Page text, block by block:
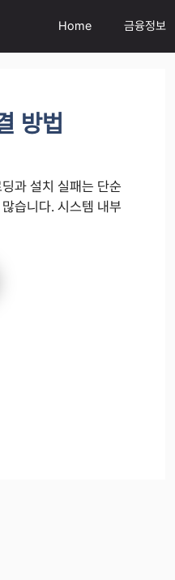
Home 금융정보
방법
과 설치 실패는 단순
습니다. 시스템 내부